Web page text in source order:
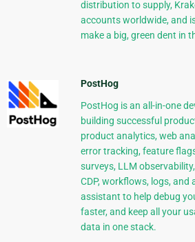
distribution to supply,
accounts worldwide, and
make a big, green dent in
PostHog
PostHog is an all-in-one
building successful
product analytics, web
error tracking, feature
surveys, LLM
CDP, workflows, logs, and
assistant to help debug
faster, and keep all your
data in one stack.